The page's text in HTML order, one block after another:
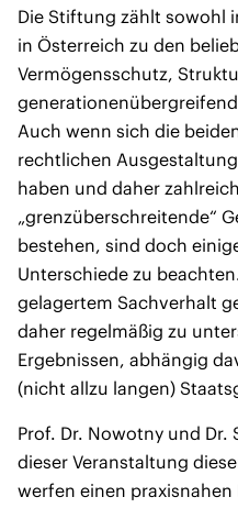
Die Stiftung zählt sowohl
in Österreich zu den
Vermögensschutz,
Auch wenn sich die
rechtlichen
haben und daher
„grenzüberschreitende“
bestehen, sind doch
Unterschiede zu
gelagertem Sachverhalt
daher regelmäßig zu
Ergebnissen, abhängig
(nicht allzu langen)
Prof. Dr. Nowotny und
dieser Veranstaltung
werfen einen